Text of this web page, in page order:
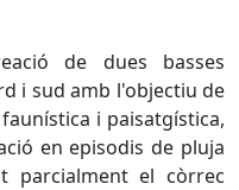
de dues basses
i sud amb l'objectiu de
i paisatgística,
en episodis de pluja
parcialment el còrrec